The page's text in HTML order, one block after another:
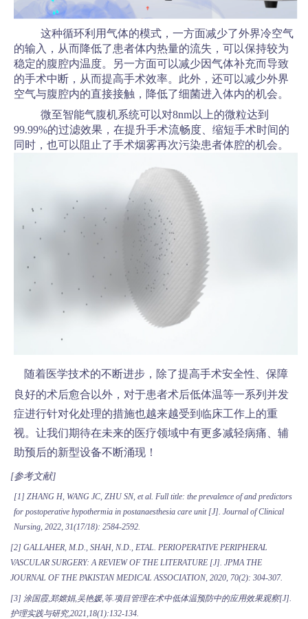
这种循环利用气体的模式，一方面减少了外界冷空气
的输入，从而降低了患者体内热量的流失，可以保持较为
稳定的腹腔内温度。另一方面可以减少因气体补充而导致
的手术中断，从而提高手术效率。此外，还可以减少外界
空气与腹腔内的直接接触，降低了细菌进入体内的机会。
微至智能气腹机系统可以对8nm以上的微粒达到
99.99%的过滤效果，在提升手术流畅度、缩短手术时间的
同时，也可以阻止了手术烟雾再次污染患者体腔的机会。
随着医学技术的不断进步，除了提高手术安全性、保障
良好的术后愈合以外，对于患者术后低体温等一系列并发
症进行针对化处理的措施也越来越受到临床工作上的重
视。让我们期待在未来的医疗领域中有更多减轻病痛、辅
助预后的新型设备不断涌现！
[参考文献]
[1] ZHANG H, WANG JC, ZHU SN, et al. Full title: the prevalence of and predictors
for postoperative hypothermia in postanaesthesia care unit [J]. Journal of Clinical
Nursing, 2022, 31(17/18): 2584-2592.
[2] GALLAHER, M.D., SHAH, N.D., ETAL. PERIOPERATIVE PERIPHERAL
VASCULAR SURGERY: A REVIEW OF THE LITERATURE [J]. JPMA THE
JOURNAL OF THE PAKISTAN MEDICAL ASSOCIATION, 2020, 70(2): 304-307.
[3] 涂国霞,郑嫦娟, 吴艳媛, 等.项目管理在术中低体温预防中的应用效果观察[J].
护理实践与研究,2021,18(1):132-134.